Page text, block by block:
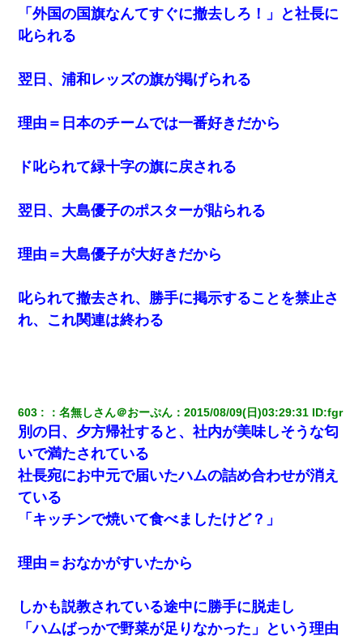
朝起きたら嫁がいなかった。俺（嫁も嫁実家も電話に出ない…不
安だ）→ 仕事を早退して帰宅すると、嫁と嫁両親と知らない男が
くもう堕胎できない月なんだと母から連絡がきた…｜生活｜ワロ
タあんてな
【復讐】義兄嫁「生活費、足りない分を貸してほしい」私「貸す
発見。しかも「ヒィ～」みたいな声も聞こえてきたので気になっ
て近寄ったら女の子がおっさんの下敷きになってた
嫁が弁護士を連れてきて「悪いと思うなら慰謝料を払って離婚し
ろ」→ 俺「完全に恐喝になってますね」「お前、これが詐欺だっ
て知ってる？」
隣室のお婆ちゃん「下階からの異臭に困ってる、今もすっごく臭
い」私「変だなあ～なにも臭わないよ」→ その後。警察『絶対に
窓とドアを開けないで』
今日夫の実家に泊ったんだけど、朝起きたら股間がなんかモッコ
リしてた
全く親しくないママ友Aから突然「飲み会しよう」と誘われたがお
断りした。後日Aの企みを知ってゾッとするやら腹立つやら！
結婚生活10ヶ月目で嫁から一方的に「もう冷めた」と離婚切り出
された
「外国の国旗なんてすぐに撤去しろ！」と社長に
叱られる
翌日、浦和レッズの旗が掲げられる
理由＝日本のチームでは一番好きだから
ド叱られて緑十字の旗に戻される
翌日、大島優子のポスターが貼られる
理由＝大島優子が大好きだから
叱られて撤去され、勝手に掲示することを禁止さ
れ、これ関連は終わる
603 ：名無しさん＠おーぷん ：2015/08/09(日)03:29:31 ID:fgr
別の日、夕方帰社すると、社内が美味しそうな匂
いで満たされている
社長宛にお中元で届いたハムの詰め合わせが消え
ている
「キッチンで焼いて食べましたけど？」
理由＝おなかがすいたから
しかも説教されている途中に勝手に脱走し
「ハムばっかで野菜が足りなかった」という理由